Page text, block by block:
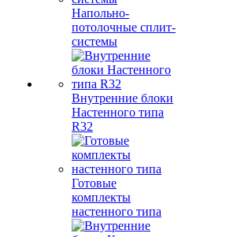
Напольно-
потолочные сплит-
системы
Внутренние блоки
Настенного типа
R32
Готовые
комплекты
настенного типа